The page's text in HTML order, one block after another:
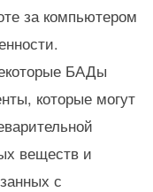
за компьютером
БАДы
которые могут
веществ и
с